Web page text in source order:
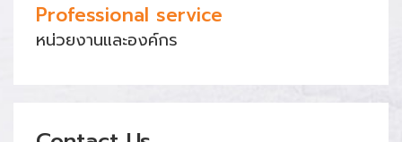
Professional service
หน่วยงานและองค์กร